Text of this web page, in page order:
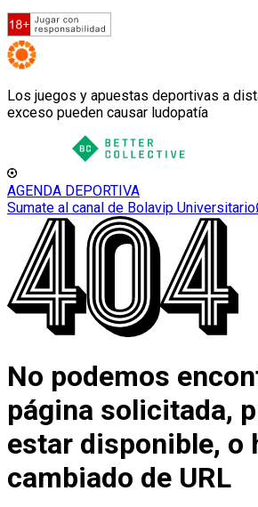
Los juegos y apuestas deportivas a
exceso pueden causar ludopatía
AGENDA DEPORTIVA
Sumate al canal de Bolavip Universitario
No podemos
página solicitada,
estar disponible, o
cambiado de URL